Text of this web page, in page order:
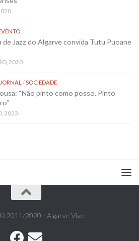
Jazz do Algarve convida Tutu Puoane
2020
/SOCIEDADE
“Não pinto como posso. Pinto
2023
2011/2020 - Algarve Vivo